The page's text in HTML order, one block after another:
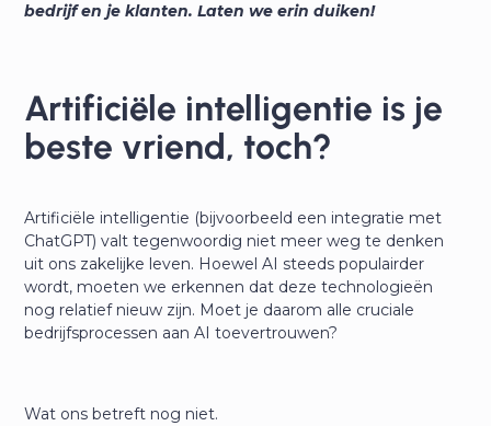
bedrijf en je klanten. Laten we erin duiken!
Artificiële intelligentie is je
beste vriend, toch?
Artificiële intelligentie (bijvoorbeeld een integratie met
ChatGPT) valt tegenwoordig niet meer weg te denken
uit ons zakelijke leven. Hoewel AI steeds populairder
wordt, moeten we erkennen dat deze technologieën
nog relatief nieuw zijn. Moet je daarom alle cruciale
bedrijfsprocessen aan AI toevertrouwen?
Wat ons betreft nog niet.